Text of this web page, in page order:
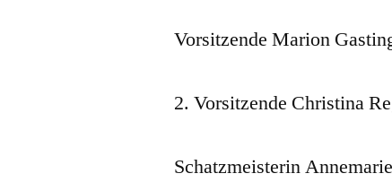
Vorsitzende Marion
2. Vorsitzende Christina
Schatzmeisterin